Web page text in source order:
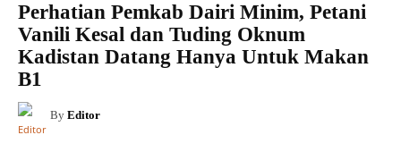
Perhatian Pemkab Dairi Minim, Petani
Vanili Kesal dan Tuding Oknum
Kadistan Datang Hanya Untuk Makan
B1
By Editor